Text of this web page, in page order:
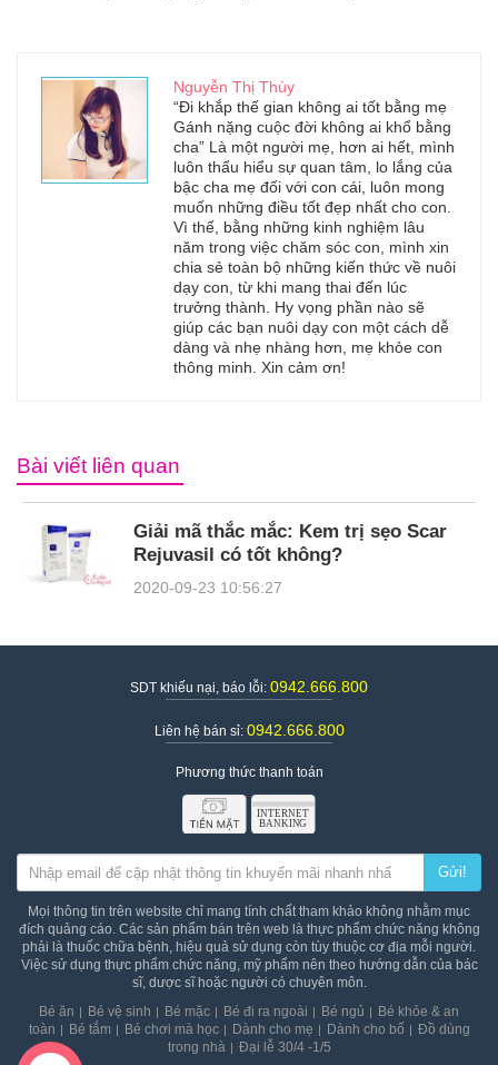
Nguyễn Thị Thùy
“Đi khắp thế gian không ai tốt bằng mẹ
Gánh nặng cuộc đời không ai khổ bằng
cha” Là một người mẹ, hơn ai hết, mình
luôn thấu hiểu sự quan tâm, lo lắng của
bậc cha mẹ đối với con cái, luôn mong
muốn những điều tốt đẹp nhất cho con.
Vì thế, bằng những kinh nghiệm lâu
năm trong việc chăm sóc con, mình xin
chia sẻ toàn bộ những kiến thức về nuôi
dạy con, từ khi mang thai đến lúc
trưởng thành. Hy vọng phần nào sẽ
giúp các bạn nuôi dạy con một cách dễ
dàng và nhẹ nhàng hơn, mẹ khỏe con
thông minh. Xin cảm ơn!
Bài viết liên quan
Giải mã thắc mắc: Kem trị sẹo Scar
Rejuvasil có tốt không?
2020-09-23 10:56:27
SDT khiếu nại, báo lỗi: 0942.666.800
Liên hệ bán sỉ: 0942.666.800
Phương thức thanh toán
Gửi!
Mọi thông tin trên website chỉ mang tính chất tham khảo không nhằm mục
đích quảng cáo. Các sản phẩm bán trên web là thực phẩm chức năng không
phải là thuốc chữa bệnh, hiệu quả sử dụng còn tùy thuộc cơ địa mỗi người.
Việc sử dụng thực phẩm chức năng, mỹ phẩm nên theo hướng dẫn của bác
sĩ, dược sĩ hoặc người có chuyên môn.
Bé ăn
Bé vệ sinh Bé mặc Bé đi ra ngoài Bé ngủ
Bé khỏe & an
toàn
Bé tắm Bé chơi mà học Dành cho mẹ Dành cho bố
Đồ dùng
trong nhà
Đại lễ 30/4 -1/5